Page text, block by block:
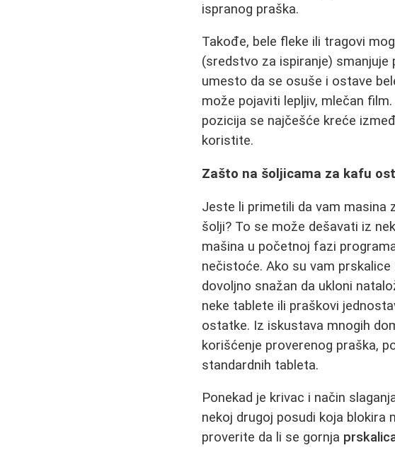
ispranog praška.
Takođe, bele fleke ili tragovi
(sredstvo za ispiranje) smanjuje
umesto da se osuše i ostave
može pojaviti lepljiv, mlečan
pozicija se najčešće kreće
koristite.
Zašto na šoljicama za kafu
Jeste li primetili da vam masina
šolji? To se može dešavati iz
mašina u početnoj fazi
nečistoće. Ako su vam
dovoljno snažan da ukloni
neke tablete ili praškovi
ostatke. Iz iskustava mnogih
korišćenje proverenog praška,
standardnih tableta.
Ponekad je krivac i način
nekoj drugoj posudi koja blokira
proverite da li se gornja